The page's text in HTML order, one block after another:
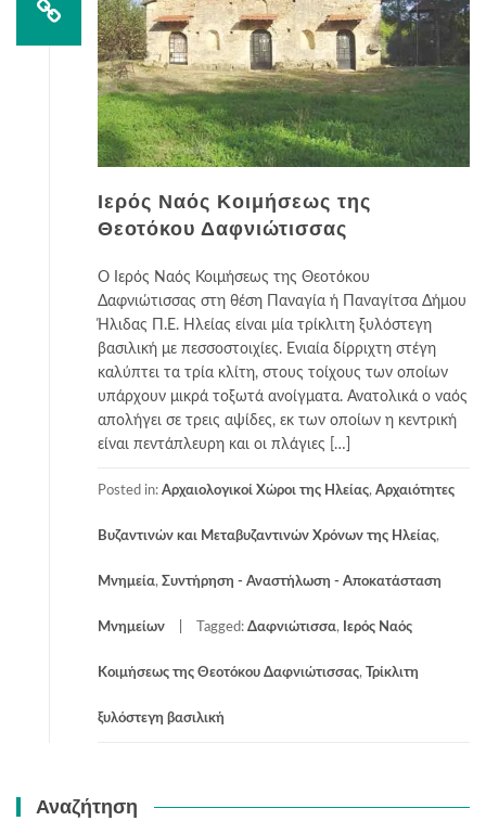
Ιερός Ναός Κοιμήσεως της
Θεοτόκου Δαφνιώτισσας
Ο Ιερός Ναός Κοιμήσεως της Θεοτόκου
Δαφνιώτισσας στη θέση Παναγία ή Παναγίτσα Δήμου
Ήλιδας Π.Ε. Ηλείας είναι μία τρίκλιτη ξυλόστεγη
βασιλική με πεσσοστοιχίες. Ενιαία δίρριχτη στέγη
καλύπτει τα τρία κλίτη, στους τοίχους των οποίων
υπάρχουν μικρά τοξωτά ανοίγματα. Ανατολικά ο ναός
απολήγει σε τρεις αψίδες, εκ των οποίων η κεντρική
είναι πεντάπλευρη και οι πλάγιες […]
Posted in: Αρχαιολογικοί Χώροι της Ηλείας, Αρχαιότητες
Βυζαντινών και Μεταβυζαντινών Χρόνων της Ηλείας,
Μνημεία, Συντήρηση - Αναστήλωση - Αποκατάσταση
Μνημείων Tagged: Δαφνιώτισσα, Ιερός Ναός
Κοιμήσεως της Θεοτόκου Δαφνιώτισσας, Τρίκλιτη
ξυλόστεγη βασιλική
Αναζήτηση